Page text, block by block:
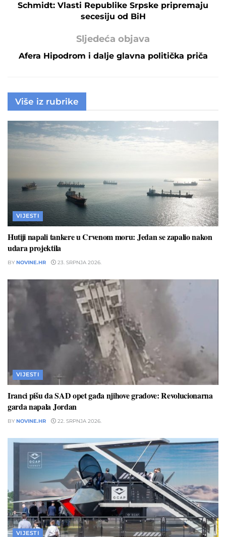
Schmidt: Vlasti Republike Srpske pripremaju
secesiju od BiH
Sljedeća objava
Afera Hipodrom i dalje glavna politička priča
Više iz rubrike
VIJESTI
Hutiji napali tankere u Crvenom moru: Jedan se zapalio nakon
udara projektila
BY NOVINE.HR 23. SRPNJA 2026.
VIJESTI
Iranci pišu da SAD opet gađa njihove gradove: Revolucionarna
garda napala Jordan
BY NOVINE.HR 22. SRPNJA 2026.
VIJESTI